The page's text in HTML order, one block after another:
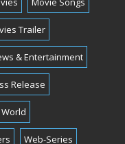
Trailer
& Entertainment
Release
Web-Series